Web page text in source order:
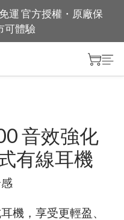
運 官方授權・原廠保
可體驗
音效強化
有線耳機
機，享受更輕盈、